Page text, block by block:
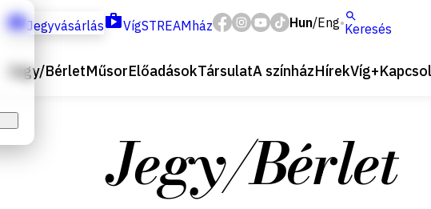
Jegyvásárlás VígSTREAMház Hun/Eng Keresés
Jegy/BérletMűsorElőadásokTársulatA színházHírekVíg+
Jegy/Bérlet